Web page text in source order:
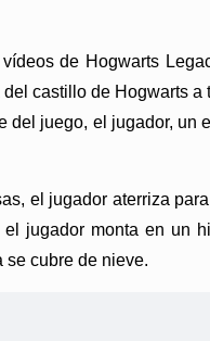
de Hogwarts
castillo de Hogwarts
del juego, el jugador,
el jugador aterriza
jugador monta en un
se cubre de nieve.